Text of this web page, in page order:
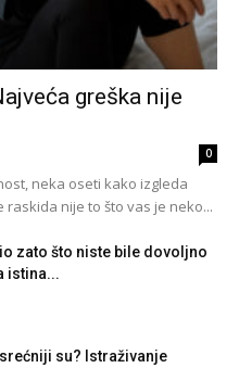
greška nije
0
neka oseti kako izgleda
nije to što vas je neko...
zato što niste bile dovoljno
istina...
su? Istraživanje